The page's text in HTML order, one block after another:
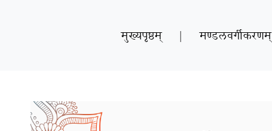
मुख्यपृष्ठम् | मण्डलवर्गीकरणम्